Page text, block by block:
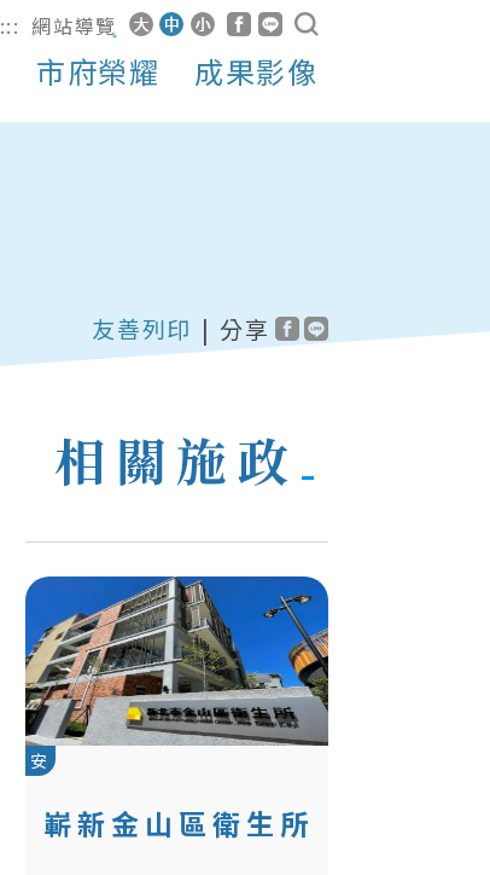
::: 網站導覽
市府榮耀 成果影像
友善列印 | 分享
相關施政
安
嶄新金山區衛生所